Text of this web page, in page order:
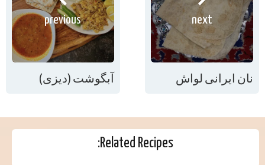
previous
آبگوشت (دیزی)
next
نان ایرانی لواش
Related Recipes: